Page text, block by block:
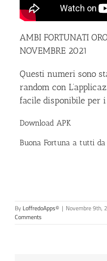
AMBI FORTUNATI
NOVEMBRE 2021
Questi numeri sono
random con
facile disponibile per
Download APK
Buona Fortuna a tutti da
By LoffredoApps© | Novembre 9th,
Comments